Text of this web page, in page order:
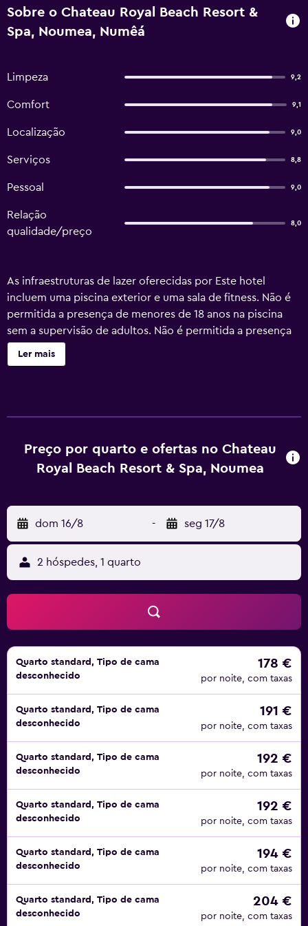
Sobre o Chateau Royal Beach Resort &
Spa, Noumea, Numêá
Limpeza 9,2
Comfort 9,1
Localização 9,0
Serviços 8,8
Pessoal 9,0
Relação
qualidade/preço
8,0
As infraestruturas de lazer oferecidas por Este hotel
incluem uma piscina exterior e uma sala de fitness. Não é
permitida a presença de menores de 18 anos na piscina
sem a supervisão de adultos. Não é permitida a presença
de menores de 16 anos na piscina, na sala de fitness ou na
banheira de hidromassagem. As atividades recreativas
Ler mais
Preço por quarto e ofertas no Chateau
Royal Beach Resort & Spa, Noumea
dom 16/8 - seg 17/8
2 hóspedes, 1 quarto
Quarto standard, Tipo de cama
desconhecido
178 €
por noite, com taxas
Quarto standard, Tipo de cama
desconhecido
191 €
por noite, com taxas
Quarto standard, Tipo de cama
desconhecido
192 €
por noite, com taxas
Quarto standard, Tipo de cama
desconhecido
192 €
por noite, com taxas
Quarto standard, Tipo de cama
desconhecido
194 €
por noite, com taxas
Quarto standard, Tipo de cama
desconhecido
204 €
por noite, com taxas